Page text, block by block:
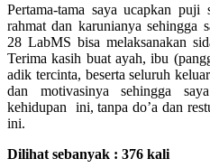
Pertama-tama saya ucapkan
rahmat dan karunianya sehingga
28 LabMS bisa melaksanakan
Terima kasih buat ayah, ibu
adik tercinta, beserta seluruh
dan motivasinya sehingga
kehidupan ini, tanpa do’a dan
ini.
Dilihat sebanyak : 376 kali